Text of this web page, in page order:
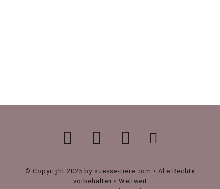
© Copyright 2025 by suesse-tiere.com • Alle Rechte
vorbehalten • Weltweit